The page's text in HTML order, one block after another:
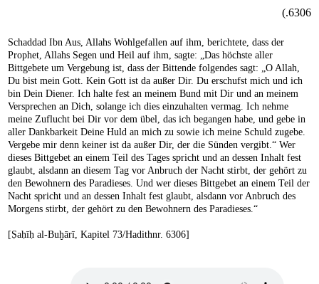
6306.)
Schaddad Ibn Aus, Allahs Wohlgefallen auf ihm, berichtete, dass der
Prophet, Allahs Segen und Heil auf ihm, sagte: „Das höchste aller
Bittgebete um Vergebung ist, dass der Bittende folgendes sagt: „O Allah,
Du bist mein Gott. Kein Gott ist da außer Dir. Du erschufst mich und ich
bin Dein Diener. Ich halte fest an meinem Bund mit Dir und an meinem
Versprechen an Dich, solange ich dies einzuhalten vermag. Ich nehme
meine Zuflucht bei Dir vor dem übel, das ich begangen habe, und gebe in
aller Dankbarkeit Deine Huld an mich zu sowie ich meine Schuld zugebe.
Vergebe mir denn keiner ist da außer Dir, der die Sünden vergibt.“ Wer
dieses Bittgebet an einem Teil des Tages spricht und an dessen Inhalt fest
glaubt, alsdann an diesem Tag vor Anbruch der Nacht stirbt, der gehört zu
den Bewohnern des Paradieses. Und wer dieses Bittgebet an einem Teil der
Nacht spricht und an dessen Inhalt fest glaubt, alsdann vor Anbruch des
Morgens stirbt, der gehört zu den Bewohnern des Paradieses.“
[Ṣaḥīḥ al-Buḫārī, Kapitel 73/Hadithnr. 6306]